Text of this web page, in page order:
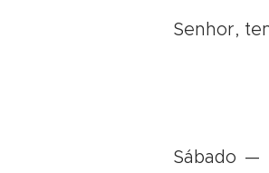
Senhor,
Sábado —